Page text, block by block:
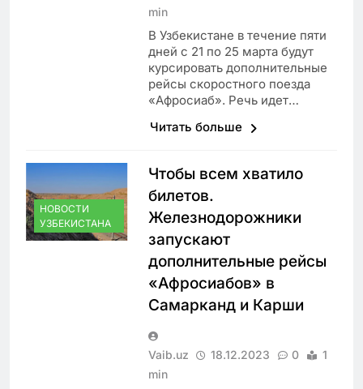
min
В Узбекистане в течение пяти
дней с 21 по 25 марта будут
курсировать дополнительные
рейсы скоростного поезда
«Афросиаб». Речь идет…
Читать больше
НОВОСТИ
УЗБЕКИСТАНА
Чтобы всем хватило
билетов.
Железнодорожники
запускают
дополнительные рейсы
«Афросиабов» в
Самарканд и Карши
Vaib.uz 18.12.2023 0
1
min